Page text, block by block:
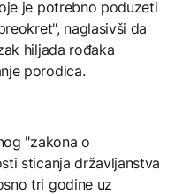
je potrebno poduzeti
naglasivši da
hiljada rođaka
porodica.
"zakona o
sticanja državljanstva
tri godine uz